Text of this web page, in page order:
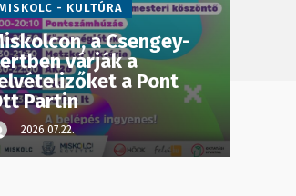
- KULTÚRA
a Csengey-
várják a
a Pont
Partin
2026.07.22.